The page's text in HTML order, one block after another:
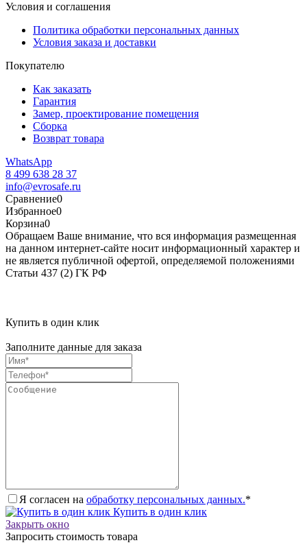
Условия и соглашения
Политика обработки персональных данных
Условия заказа и доставки
Покупателю
Как заказать
Гарантия
Замер, проектирование помещения
Сборка
Возврат товара
WhatsApp
8 499 638 28 37
info@evrosafe.ru
Сравнение0
Избранное0
Корзина0
Обращаем Ваше внимание, что вся информация размещенная
на данном интернет-сайте носит информационный характер и
не является публичной офертой, определяемой положениями
Статьи 437 (2) ГК РФ
Купить в один клик
Заполните данные для заказа
Я согласен на обработку персональных данных.*
Купить в один клик
Закрыть окно
Запросить стоимость товара